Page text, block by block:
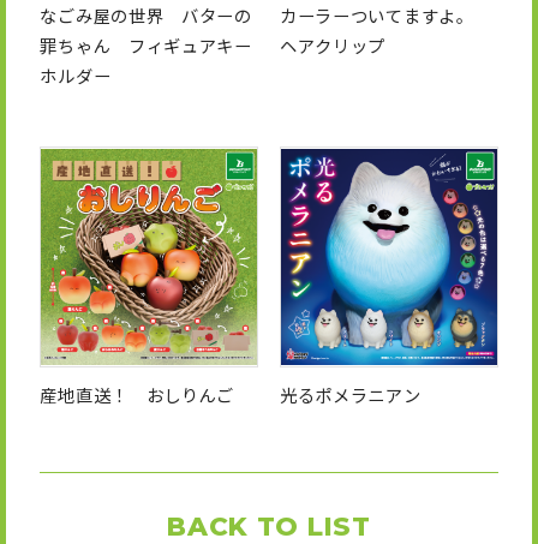
なごみ屋の世界 バターの
罪ちゃん フィギュアキー
ホルダー
カーラーついてますよ。
ヘアクリップ
産地直送！ おしりんご 光るポメラニアン
BACK TO LIST